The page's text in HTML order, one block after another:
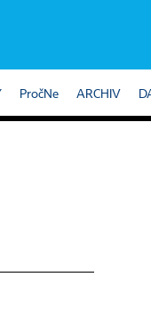
PročNe ARCHIV